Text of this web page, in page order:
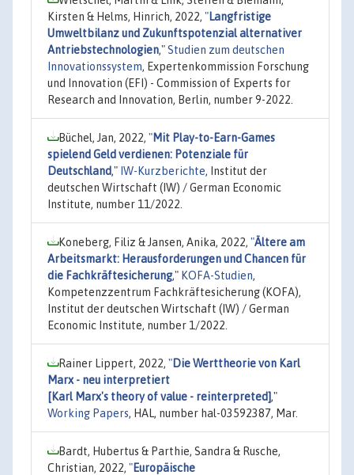
Kirsten & Helms, Hinrich, 2022, "Langfristige
Umweltbilanz und Zukunftspotenzial alternativer
Antriebstechnologien,"Studien zum deutschen
Innovationssystem, Expertenkommission Forschung
und Innovation (EFI) - Commission of Experts for
Research and Innovation, Berlin, number 9-2022.
Büchel, Jan, 2022, "Mit Play-to-Earn-Games
spielend Geld verdienen: Potenziale für
Deutschland," IW-Kurzberichte, Institut der
deutschen Wirtschaft (IW) / German Economic
Institute, number 11/2022.
Koneberg, Filiz & Jansen, Anika, 2022, "Ältere am
Arbeitsmarkt: Herausforderungen und Chancen für
die Fachkräftesicherung," KOFA-Studien,
Kompetenzzentrum Fachkräftesicherung (KOFA),
Institut der deutschen Wirtschaft (IW) / German
Economic Institute, number 1/2022.
Rainer Lippert, 2022, "Die Werttheorie von Karl
Marx - neu interpretiert
[Karl Marx's theory of value - reinterpreted],"
Working Papers, HAL, number hal-03592387, Mar.
Bardt, Hubertus & Parthie, Sandra & Rusche,
Christian, 2022, "Europäische